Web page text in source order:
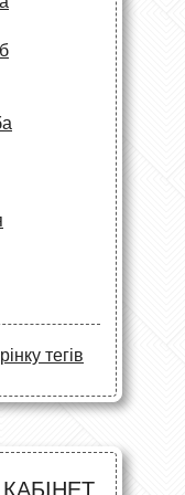
тегів